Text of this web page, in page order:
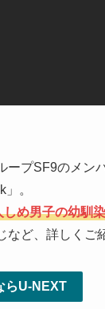
ープSF9のメン
。
め男子の幼馴染
など、詳しくご
らU-NEXT